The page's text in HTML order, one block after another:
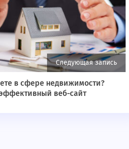
Следующая запись
в сфере недвижимости?
веб-сайт